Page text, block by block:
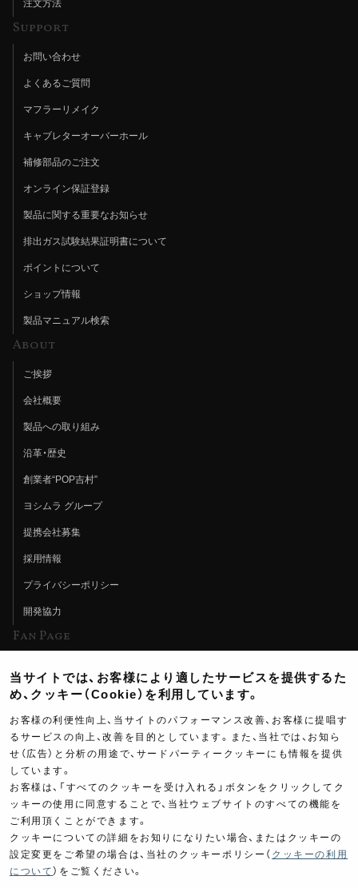
注文方法
Support
お問い合わせ
よくあるご質問
マフラーリメイク
キャブレターオーバーホール
補修部品のご注文
オンライン保証登録
製品に関する重要なお知らせ
排出ガス試験結果証明書について
ポイントについて
ショップ情報
製品マニュアル検索
About
ご挨拶
会社概要
製品への取り組み
沿革・歴史
創業者“POP吉村”
ヨシムラ グループ
提携会社募集
採用情報
プライバシーポリシー
開発協力
Fan Page
ヨシムラTV
イベント情報
イベントスケジュール
ツーリングブレイクタイム
製品ポスター
当サイトでは、お客様により適したサービスを提供するた
め、クッキー（Cookie）を利用しています。
お客様の利便性向上、当サイトのパフォーマンス改善、お客様に提唱す
るサービスの向上、改善を目的としています。また、当社では、お知ら
せ（広告）と分析の用途で、サードパーティークッキーにも情報を提供
しています。
お客様は、「すべてのクッキーを受け入れる」ボタンをクリックしてク
ッキーの使用に同意することで、当社ウェブサイトのすべての機能を
ご利用頂くことができます。
クッキーについての詳細をお知りになりたい場合、またはクッキーの
設定変更をご希望の場合は、当社のクッキーポリシー（ クッキーの利用
について ）をご覧ください。